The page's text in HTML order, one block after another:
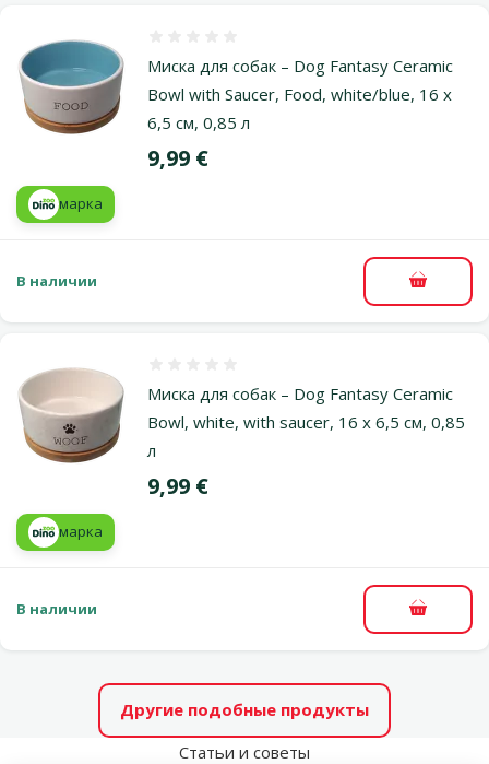
Миска для собак – Dog Fantasy Ceramic
Bowl with Saucer, Food, white/blue, 16 x
6,5 см, 0,85 л
Цена
9,99 €
марка
В наличии В
Миска для собак – Dog Fantasy Ceramic
Bowl, white, with saucer, 16 x 6,5 см, 0,85
л
Цена
9,99 €
марка
В наличии В
Другие подобные продукты
Статьи и советы